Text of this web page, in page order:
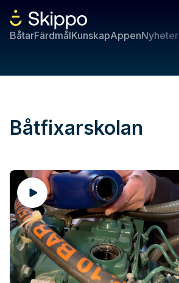
BåtarFärdmålKunskapAppenNyheter
Båtfixarskolan